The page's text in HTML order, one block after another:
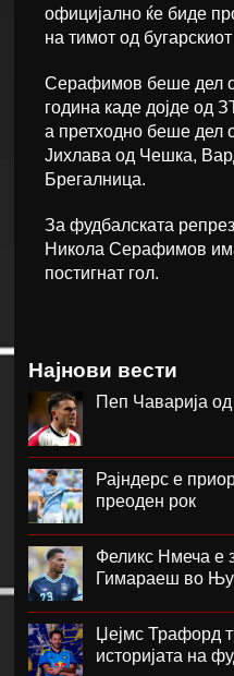
официјално ќе биде
на тимот од
Серафимов беше дел
година каде дојде од
а претходно беше дел
Јихлава од Чешка,
Брегалница.
За фудбалската
Никола Серафимов
постигнат гол.
Најнови вести
Пеп Чаварија
Рајндерс е
преоден рок
Феликс Нмеча е
Гимараеш во
Џејмс Трафорд
историјата на